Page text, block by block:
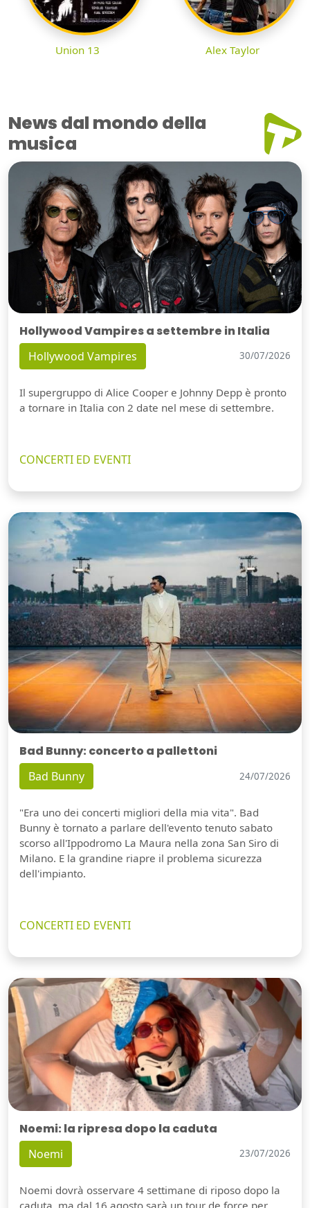
Union 13 Alex Taylor
News dal mondo della
musica
Hollywood Vampires a settembre in Italia
Hollywood Vampires 30/07/2026
Il supergruppo di Alice Cooper e Johnny Depp è pronto
a tornare in Italia con 2 date nel mese di settembre.
CONCERTI ED EVENTI
Bad Bunny: concerto a pallettoni
Bad Bunny 24/07/2026
"Era uno dei concerti migliori della mia vita". Bad
Bunny è tornato a parlare dell'evento tenuto sabato
scorso all'Ippodromo La Maura nella zona San Siro di
Milano. E la grandine riapre il problema sicurezza
dell'impianto.
CONCERTI ED EVENTI
Noemi: la ripresa dopo la caduta
Noemi 23/07/2026
Noemi dovrà osservare 4 settimane di riposo dopo la
caduta, ma dal 16 agosto sarà un tour de force per